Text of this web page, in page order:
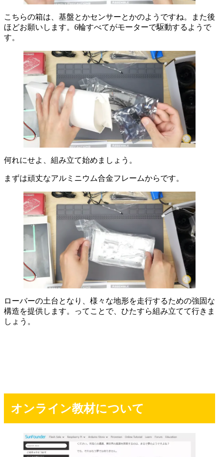
こちらの箱は、基盤とかセンサーとかのようですね。また後
ほどお願いします。6輪すべてがモーターで駆動するようで
す。
何れにせよ、組み立て始めましょう。
まずは頑丈なアルミニウム合金フレームからです。
ローバーの土台となり、様々な地形を走行するための強固な
構造を提供します。ってことで、ひたすら組み立てて行きま
しょう。
オンライン教材について